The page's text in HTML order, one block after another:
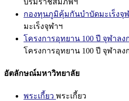
กองทุนภูมิคุ้มกันบำบัดมะเร็งจุ
มะเร็งจุฬาฯ
โครงการอุทยาน 100 ปี จุฬาล
โครงการอุทยาน 100 ปี จุฬาล
อัตลักษณ์มหาวิทยาลัย
พระเกี้ยว พระเกี้ยว